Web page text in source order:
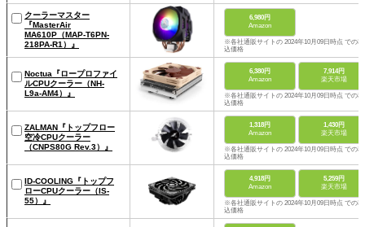
クーラーマスター
『MasterAir
MA610P（MAP-T6PN-
218PA-R1）』
6,980円
Amazon
※各社通販サイトの 2024年10月09日時点 での税
込価格
Noctua『ロープロファイ
ルCPUクーラー（NH-
L9a-AM4）』
6,380円
Amazon
7,914円
楽天市場
※各社通販サイトの 2024年10月09日時点 での税
込価格
ZALMAN『トップフロー
空冷CPUクーラー
（CNPS80G Rev.3）』
1,318円
Amazon
1,430円
楽天市場
※各社通販サイトの 2024年10月09日時点 での税
込価格
ID-COOLING『トップフ
ローCPUクーラー（IS-
55）』
4,918円
Amazon
5,259円
楽天市場
※各社通販サイトの 2024年10月09日時点 での税
込価格